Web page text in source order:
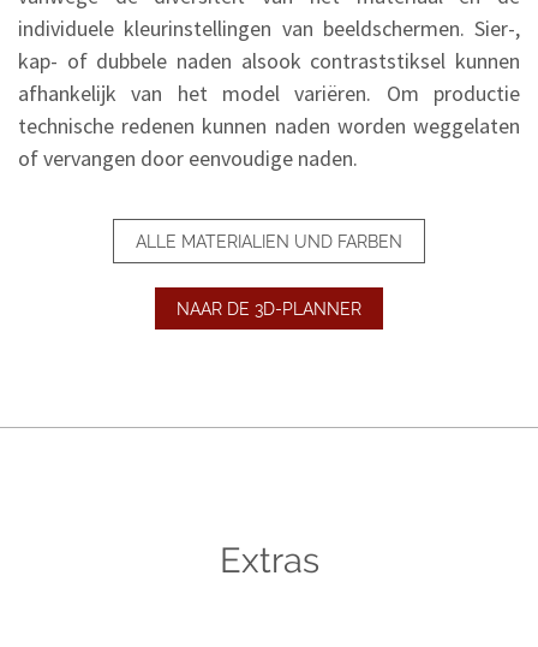
individuele kleurinstellingen van beeldschermen. Sier-,
kap- of dubbele naden alsook contraststiksel kunnen
afhankelijk van het model variëren. Om productie
technische redenen kunnen naden worden weggelaten
of vervangen door eenvoudige naden.
ALLE MATERIALIEN UND FARBEN
NAAR DE 3D-PLANNER
Extras